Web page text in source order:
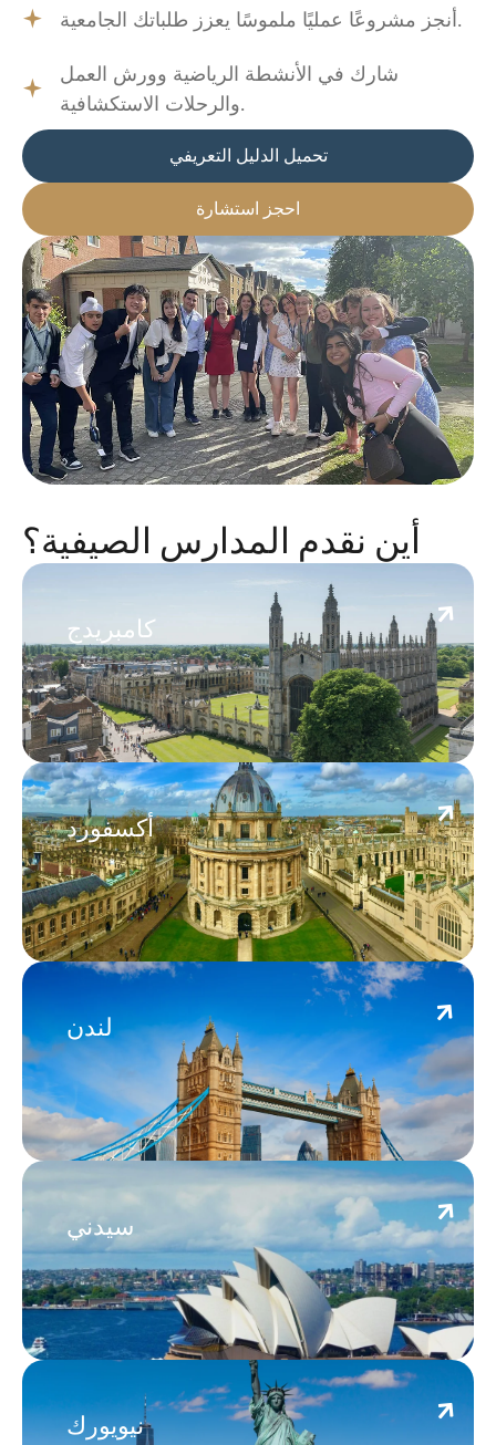
أنجز مشروعًا عمليًا ملموسًا يعزز طلباتك الجامعية.
شارك في الأنشطة الرياضية وورش العمل
والرحلات الاستكشافية.
تحميل الدليل التعريفي
احجز استشارة
أين نقدم المدارس الصيفية؟
Cambridgeكامبريدج
Oxfordأكسفورد
Londonلندن
Sydneyسيدني
New Yorkنيويورك